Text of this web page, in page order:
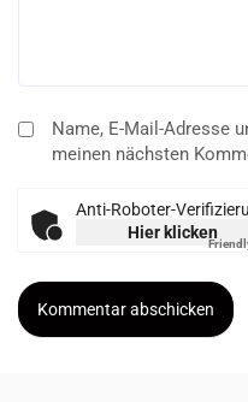
Name, E-Mail-Adresse
meinen nächsten
Anti-Roboter-
Hier klicken